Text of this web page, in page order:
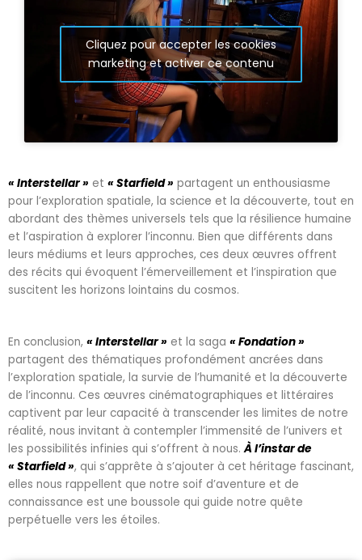
Cliquez pour accepter les cookies
marketing et activer ce contenu
« Interstellar » et « Starfield » partagent un enthousiasme
pour l’exploration spatiale, la science et la découverte, tout en
abordant des thèmes universels tels que la résilience humaine
et l’aspiration à explorer l’inconnu. Bien que différents dans
leurs médiums et leurs approches, ces deux œuvres offrent
des récits qui évoquent l’émerveillement et l’inspiration que
suscitent les horizons lointains du cosmos.
En conclusion, « Interstellar » et la saga « Fondation »
partagent des thématiques profondément ancrées dans
l’exploration spatiale, la survie de l’humanité et la découverte
de l’inconnu. Ces œuvres cinématographiques et littéraires
captivent par leur capacité à transcender les limites de notre
réalité, nous invitant à contempler l’immensité de l’univers et
les possibilités infinies qui s’offrent à nous.À l’instar de
« Starfield », qui s’apprête à s’ajouter à cet héritage fascinant,
elles nous rappellent que notre soif d’aventure et de
connaissance est une boussole qui guide notre quête
perpétuelle vers les étoiles.